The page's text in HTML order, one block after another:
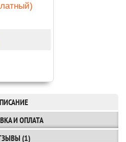
И ОПЛАТА
(1)